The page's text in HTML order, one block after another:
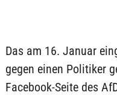
Das am 16. Januar
gegen einen Politiker
Facebook-Seite des